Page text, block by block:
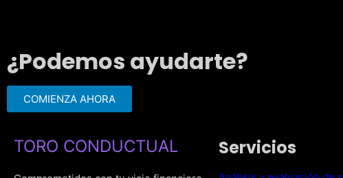
¿Podemos ayudarte?
COMIENZA AHORA
TORO CONDUCTUAL Servicios